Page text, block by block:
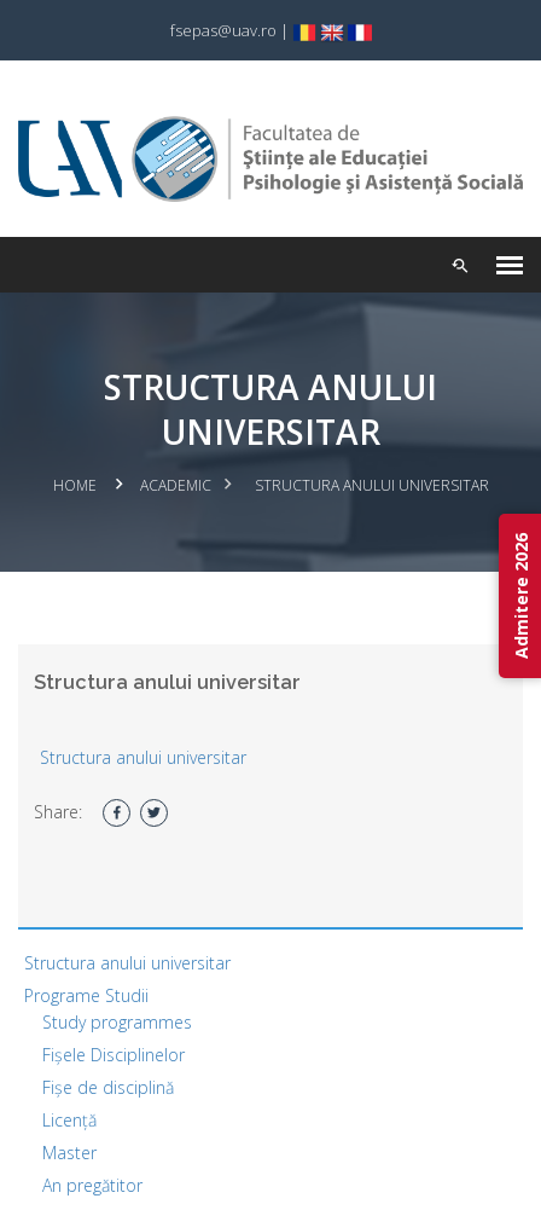
fsepas@uav.ro |
STRUCTURA ANULUI
UNIVERSITAR
HOME ACADEMIC STRUCTURA ANULUI UNIVERSITAR
Structura anului universitar
Structura anului universitar
Share:
Structura anului universitar
Programe Studii
Study programmes
Fișele Disciplinelor
Fișe de disciplină
Licență
Master
An pregătitor
Admitere 2026